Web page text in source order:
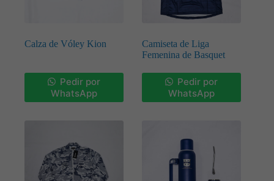
Calza de Vóley Kion
Pedir por
WhatsApp
Camiseta de Liga
Femenina de Basquet
Pedir por
WhatsApp